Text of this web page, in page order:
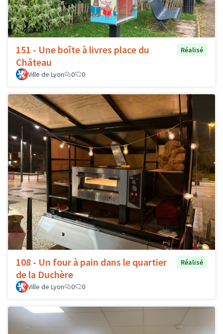
151 - Une boîte à livres place du
Château
Réalisé
Ville de Lyon 0 0
108 - Un four à pain dans le quartier
de la Duchère
Réalisé
Ville de Lyon 0 0